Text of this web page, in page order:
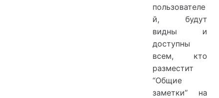
пользователе
й, будут
видны и
доступны
всем, кто
разместит
“Общие
заметки” на